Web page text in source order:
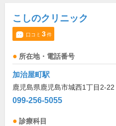
こしのクリニック
口コミ 3件
所在地・電話番号
加治屋町駅
鹿児島県鹿児島市城西1丁目2-22
099-256-5055
診療科目